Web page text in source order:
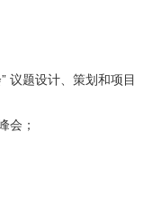
议题设计、策划和项目
会；